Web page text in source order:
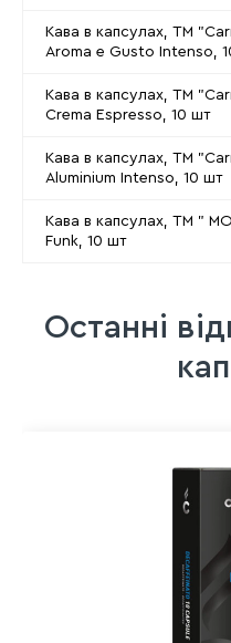
Кава в капсулах, ТМ
Aroma e Gusto Intenso,
Кава в капсулах, ТМ
Crema Espresso, 10 шт
Кава в капсулах, ТМ
Aluminium Intenso, 10 шт
Кава в капсулах, ТМ "
Funk, 10 шт
Останні